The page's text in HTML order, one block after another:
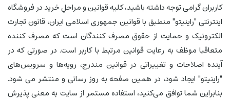
کاربران گرامی توجه داشته باشید، کلیه قوانین و مراحلِ خرید در فروشگاه
اینترنتی "راینیتو" منطبق با قوانین جمهوری اسلامی ایران، قانون تجارت
الکترونیک و حمایت از حقوق مصرف کنندگان است که مصرف کننده
متعاقبا موظف به رعایت قوانین مرتبط با کاربر است. در صورتی که در
آینده اصلاحات و تغییراتی در قوانین مندرج، رویه‏‌ها و سرویس‏‌های
"راینیتو" ایجاد شود، در همین صفحه به روز رسانی و منتشر می شود.
بنابراین شما توافق می‏‌کنید، استفاده مستمر از سایت به معنی پذیرش